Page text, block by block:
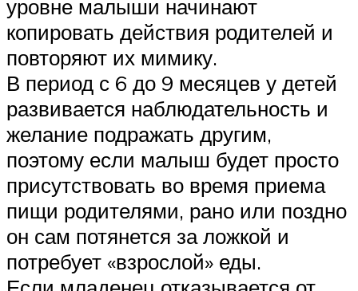
уровне малыши начинают
копировать действия родителей и
повторяют их мимику.
В период с 6 до 9 месяцев у детей
развивается наблюдательность и
желание подражать другим,
поэтому если малыш будет просто
присутствовать во время приема
пищи родителями, рано или поздно
он сам потянется за ложкой и
потребует «взрослой» еды.